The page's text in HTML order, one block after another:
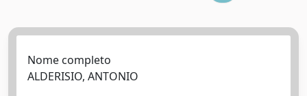
Nome completo
ALDERISIO, ANTONIO